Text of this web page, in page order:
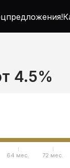
4.5%
64 мес. 72 мес.